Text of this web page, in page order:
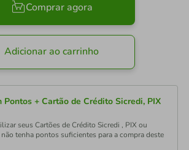
Comprar agora
Adicionar ao carrinho
Pontos + Cartão de Crédito Sicredi, PIX
seus Cartões de Crédito Sicredi , PIX ou
tenha pontos suficientes para a compra deste